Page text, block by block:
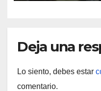
Deja una
Lo siento, debes estar
comentario.